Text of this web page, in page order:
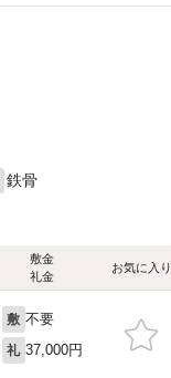
鉄骨
敷金
礼金
お気に入り
敷 不要
礼 37,000円